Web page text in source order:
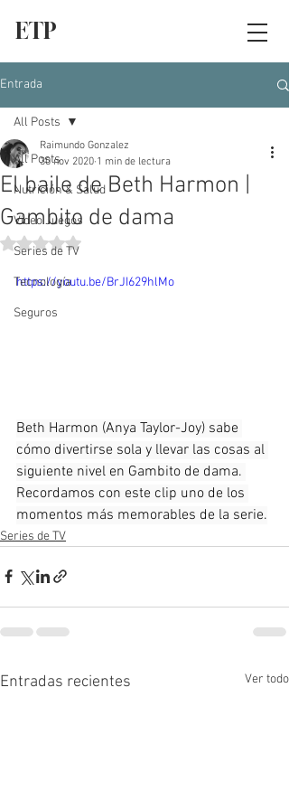
ETP
Entrada
All Posts
Nutrición & Salud
Video Juegos
Series de TV
Tecnología
Seguros
All Posts
El baile de Beth Harmon |
Gambito de dama
Raimundo Gonzalez
30 nov 2020 1 min de lectura
Obtuvo NaN de 5 estrellas.
https://youtu.be/BrJI629hlMo
Beth Harmon (Anya Taylor-Joy) sabe
cómo divertirse sola y llevar las cosas al
siguiente nivel en Gambito de dama.
Recordamos con este clip uno de los
momentos más memorables de la serie.
Series de TV
Entradas recientes Ver todo